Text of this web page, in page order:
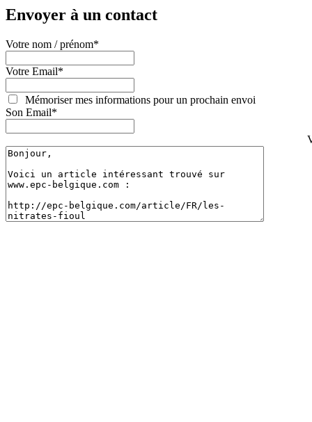
Envoyer à un contact
Votre nom / prénom*
Votre Email*
Mémoriser mes informations pour un prochain envoi
Son Email*